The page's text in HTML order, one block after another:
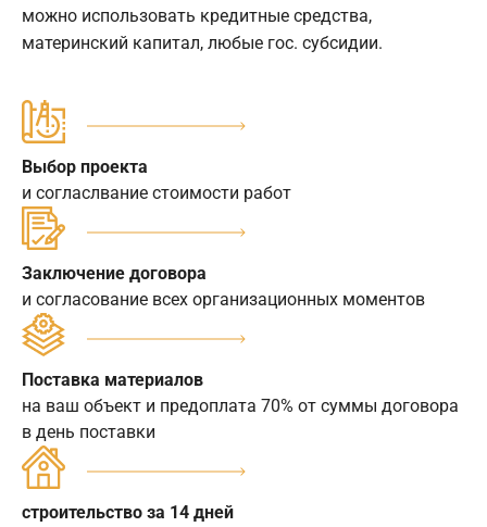
можно использовать кредитные средства,
материнский капитал, любые гос. субсидии.
Выбор проекта
и согласлвание стоимости работ
Заключение договора
и согласование всех организационных моментов
Поставка материалов
на ваш объект и предоплата 70% от суммы договора
в день поставки
строительство за 14 дней